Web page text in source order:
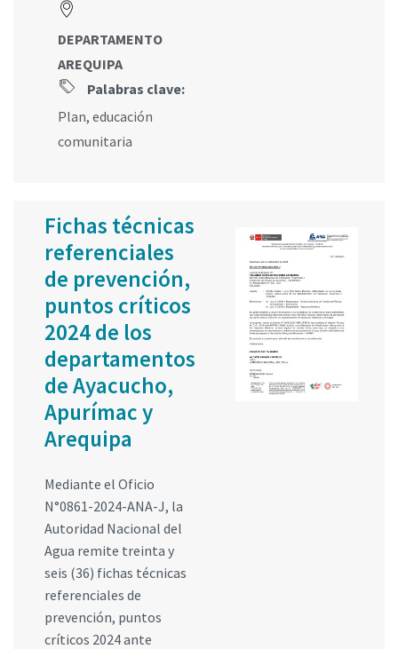
DEPARTAMENTO
AREQUIPA
Palabras clave:
Plan, educación
comunitaria
Fichas técnicas
referenciales
de prevención,
puntos críticos
2024 de los
departamentos
de Ayacucho,
Apurímac y
Arequipa
Mediante el Oficio
N°0861-2024-ANA-J, la
Autoridad Nacional del
Agua remite treinta y
seis (36) fichas técnicas
referenciales de
prevención, puntos
críticos 2024 ante